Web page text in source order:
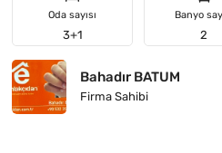
Oda sayısı
3+1
Banyo
2
Bahadır BATUM
Firma Sahibi